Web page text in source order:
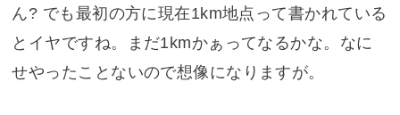
ん? でも最初の方に現在1km地点って書かれている
とイヤですね。まだ1kmかぁってなるかな。なに
せやったことないので想像になりますが。